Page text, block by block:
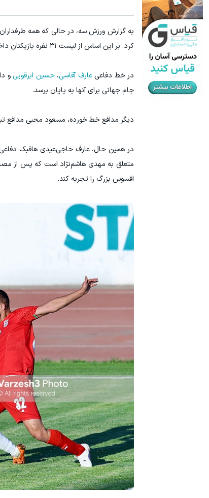
به گزارش ورزش سه، در حالی که همه طرفداران
کرد. بر این اساس از لیست ۳۱ نفره بازیکنان داخلی ۹ نفر خط خوردند و 8 لژیونر جای آنها را گرفتند.
در خط دفاعیعارف آقاسی،حسین ابرقویی و
جام جهانی برای آنها به پایان برسد.
دیگر مدافع خط خورده، مسعود محبی مدافع
در همین حال، عارف حاجی‌عیدی هافبک
متعلق به مهدی هاشم‌نژاد است که پس از
افسوس بزرگ را تجربه کند.